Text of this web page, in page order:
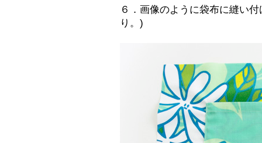
６．画像のように袋布に縫い
り。)